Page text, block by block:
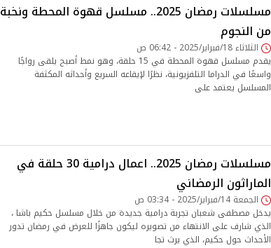
مسلسلات رمضان 2025.. مسلسل قهوة المحطة ونخبة
من النجوم
الثلاثاء 18/فبراير/2025 - 06:42 ص
يقدم مسلسل قهوة المحطة في 15 حلقة، وهو نمط أصبح يلقى رواجًا
واسعًا في الدراما التلفزيونية، نظرًا لإيقاعه السريع وأحداثه المكثفة
المسلسل يعتمد على
مسلسلات رمضان 2025.. اعمال درامية 30 حلقة في
الماراثون الرمضاني
الجمعة 14/فبراير/2025 - 03:34 ص
يدخل مصطفى شعبان تجربة درامية جديدة من خلال مسلسل حكيم باشا ،
الذي شارف على الانتهاء من تصويره ليكون جاهزًا للعرض في رمضان تدور
الأحداث حول حكيم، الذي يرث تجا